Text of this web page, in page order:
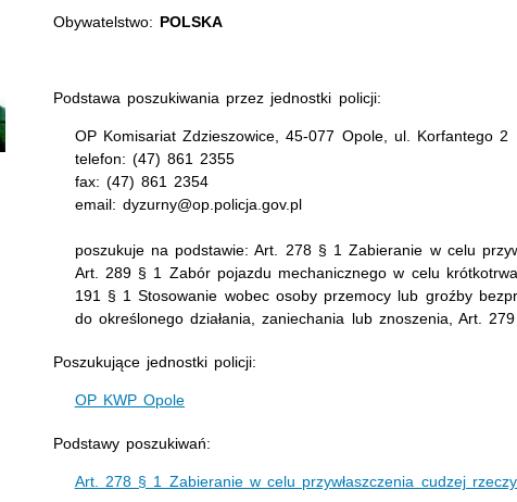
Obywatelstwo: POLSKA
Podstawa poszukiwania przez jednostki policji:
OP Komisariat Zdzieszowice, 45-077 Opole, ul. Korfantego 2
telefon: (47) 861 2355
fax: (47) 861 2354
email: dyzurny@op.policja.gov.pl
poszukuje na podstawie: Art. 278 § 1 Zabieranie w celu
Art. 289 § 1 Zabór pojazdu mechanicznego w celu
191 § 1 Stosowanie wobec osoby przemocy lub groźby
do określonego działania, zaniechania lub znoszenia, Art.
Poszukujące jednostki policji:
OP KWP Opole
Podstawy poszukiwań:
Art. 278 § 1 Zabieranie w celu przywłaszczenia cudzej